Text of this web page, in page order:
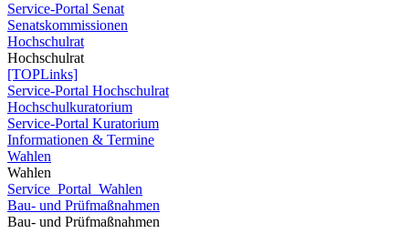
Service-Portal Senat
Senatskommissionen
Hochschulrat
Hochschulrat
[TOPLinks]
Service-Portal Hochschulrat
Hochschulkuratorium
Service-Portal Kuratorium
Informationen & Termine
Wahlen
Wahlen
Service_Portal_Wahlen
Bau- und Prüfmaßnahmen
Bau- und Prüfmaßnahmen